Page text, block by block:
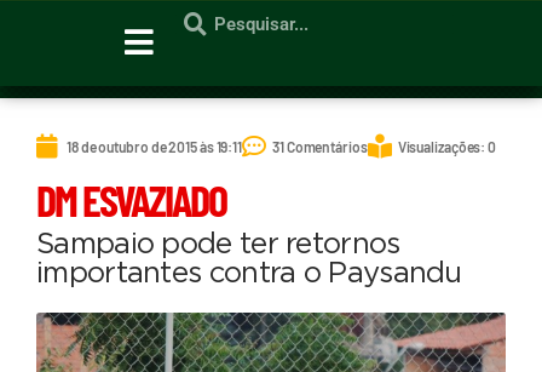
18 de outubro de 2015 às 19:11 31 Comentários Visualizações: 0
DM ESVAZIADO
Sampaio pode ter retornos
importantes contra o Paysandu